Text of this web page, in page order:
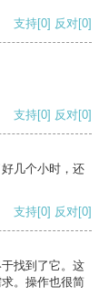
支持[0] 反对[0]
支持[0] 反对[0]
几个小时，还
支持[0] 反对[0]
找到了它。这
。操作也很简